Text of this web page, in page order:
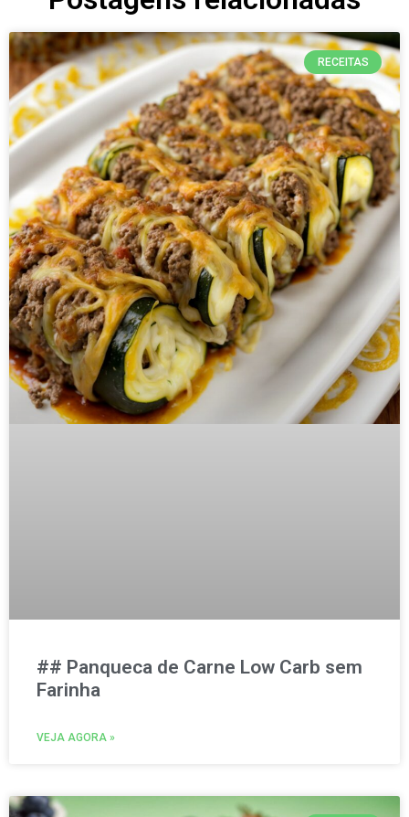
RECEITAS
## Panqueca de Carne Low Carb sem
Farinha
VEJA AGORA »